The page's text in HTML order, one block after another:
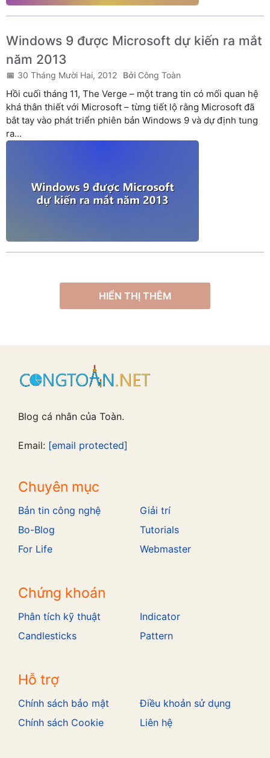
Windows 9 được Microsoft dự kiến ra mắt
năm 2013
30 Tháng Mười Hai, 2012 Công Toàn
Hồi cuối tháng 11, The Verge – một trang tin có mối quan hệ
khá thân thiết với Microsoft – từng tiết lộ rằng Microsoft đã
bắt tay vào phát triển phiên bản Windows 9 và dự định tung
ra...
HIỂN THỊ THÊM
Blog cá nhân của Toàn.
Email: [email protected]
Chuyên mục
Bản tin công nghệ
Bo-Blog
For Life
Giải trí
Tutorials
Webmaster
Chứng khoán
Phân tích kỹ thuật
Candlesticks
Indicator
Pattern
Hỗ trợ
Chính sách bảo mật
Chính sách Cookie
Điều khoản sử dụng
Liên hệ